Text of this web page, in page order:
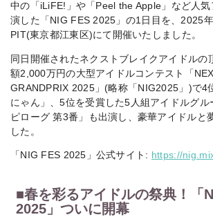
中の「iLiFE!」や「Peel the Apple」など人気
演した「NIG FES 2025」の1日目を、2025
PIT(東京都江東区)にて開催いたしました。
同日開催されたネクストブレイクアイドルの
額2,000万円の大型アイドルコンテスト「
GRANDPRIX 2025」(略称「NIG2025」)で4
にゃん」、5位を受賞した5⼈組アイドルグル
ピローグ 第3番」も出演し、豪華アイドルと
した。
「NIG FES 2025」公式サイト: https://
■春を彩るアイドルの祭典！「
2025」ついに開幕